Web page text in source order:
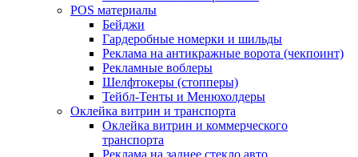
POS материалы
Бейджи
Гардеробные номерки и шильды
Реклама на антикражные ворота (чекпоинт)
Рекламные воблеры
Шелфтокеры (стопперы)
Тейбл-Тенты и Менюхолдеры
Оклейка витрин и транспорта
Оклейка витрин и коммерческого
транспорта
Реклама на заднее стекло авто